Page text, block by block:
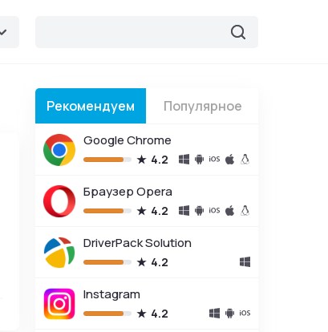
Рекомендуем Популярное
Google Chrome
4.2
Браузер Opera
4.2
DriverPack Solution
4.2
Instagram
4.2